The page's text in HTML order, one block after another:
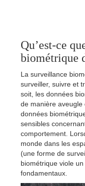
Qu’est-ce
biométrique
La surveillance
surveiller, suivre et
soit, les données
de manière
données
sensibles
comportement.
monde dans les
(une forme de
biométrique viole
fondamentaux.